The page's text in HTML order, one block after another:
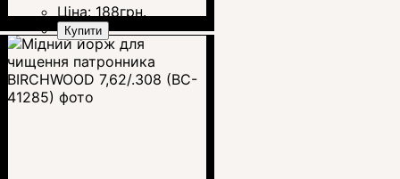
Ціна: 188грн.
Купити